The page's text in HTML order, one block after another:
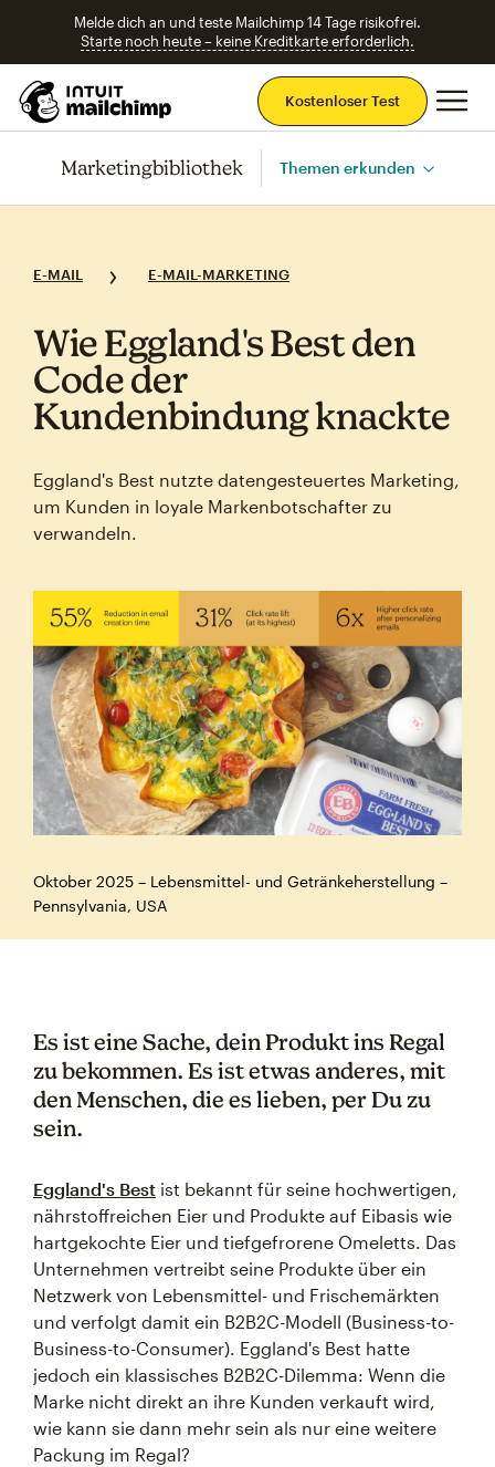
Melde dich an und teste Mailchimp 14 Tage risikofrei.
Starte noch heute – keine Kreditkarte erforderlich.
Kostenloser Test
Marketingbibliothek Themen erkunden
E-MAIL E-MAIL-MARKETING
Wie Eggland's Best den
Code der
Kundenbindung knackte
Eggland's Best nutzte datengesteuertes Marketing,
um Kunden in loyale Markenbotschafter zu
verwandeln.
Oktober 2025 – Lebensmittel- und Getränkeherstellung –
Pennsylvania, USA
Es ist eine Sache, dein Produkt ins Regal
zu bekommen. Es ist etwas anderes, mit
den Menschen, die es lieben, per Du zu
sein.
Eggland's Best ist bekannt für seine hochwertigen,
nährstoffreichen Eier und Produkte auf Eibasis wie
hartgekochte Eier und tiefgefrorene Omeletts. Das
Unternehmen vertreibt seine Produkte über ein
Netzwerk von Lebensmittel- und Frischemärkten
und verfolgt damit ein B2B2C-Modell (Business-to-
Business-to-Consumer). Eggland's Best hatte
jedoch ein klassisches B2B2C-Dilemma: Wenn die
Marke nicht direkt an ihre Kunden verkauft wird,
wie kann sie dann mehr sein als nur eine weitere
Packung im Regal?